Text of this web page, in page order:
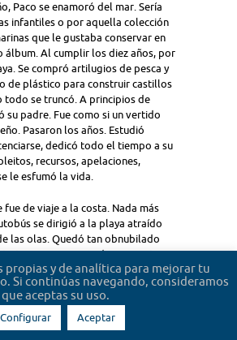
Paco se enamoró del mar. Sería
infantiles o por aquella colección
que le gustaba conservar en
álbum. Al cumplir los diez años, por
Se compró artilugios de pesca y
de plástico para construir castillos
todo se truncó. A principios de
su padre. Fue como si un vertido
Pasaron los años. Estudió
dedicó todo el tiempo a su
recursos, apelaciones,
le esfumó la vida.
fue de viaje a la costa. Nada más
se dirigió a la playa atraído
las olas. Quedó tan obnubilado
turquesa que, sin darse cuenta,
en el agua. Con la emoción
nadar.
propias y de analítica para mejorar tu
Si continúas navegando, consideramos
que aceptas su uso.
Configurar Aceptar